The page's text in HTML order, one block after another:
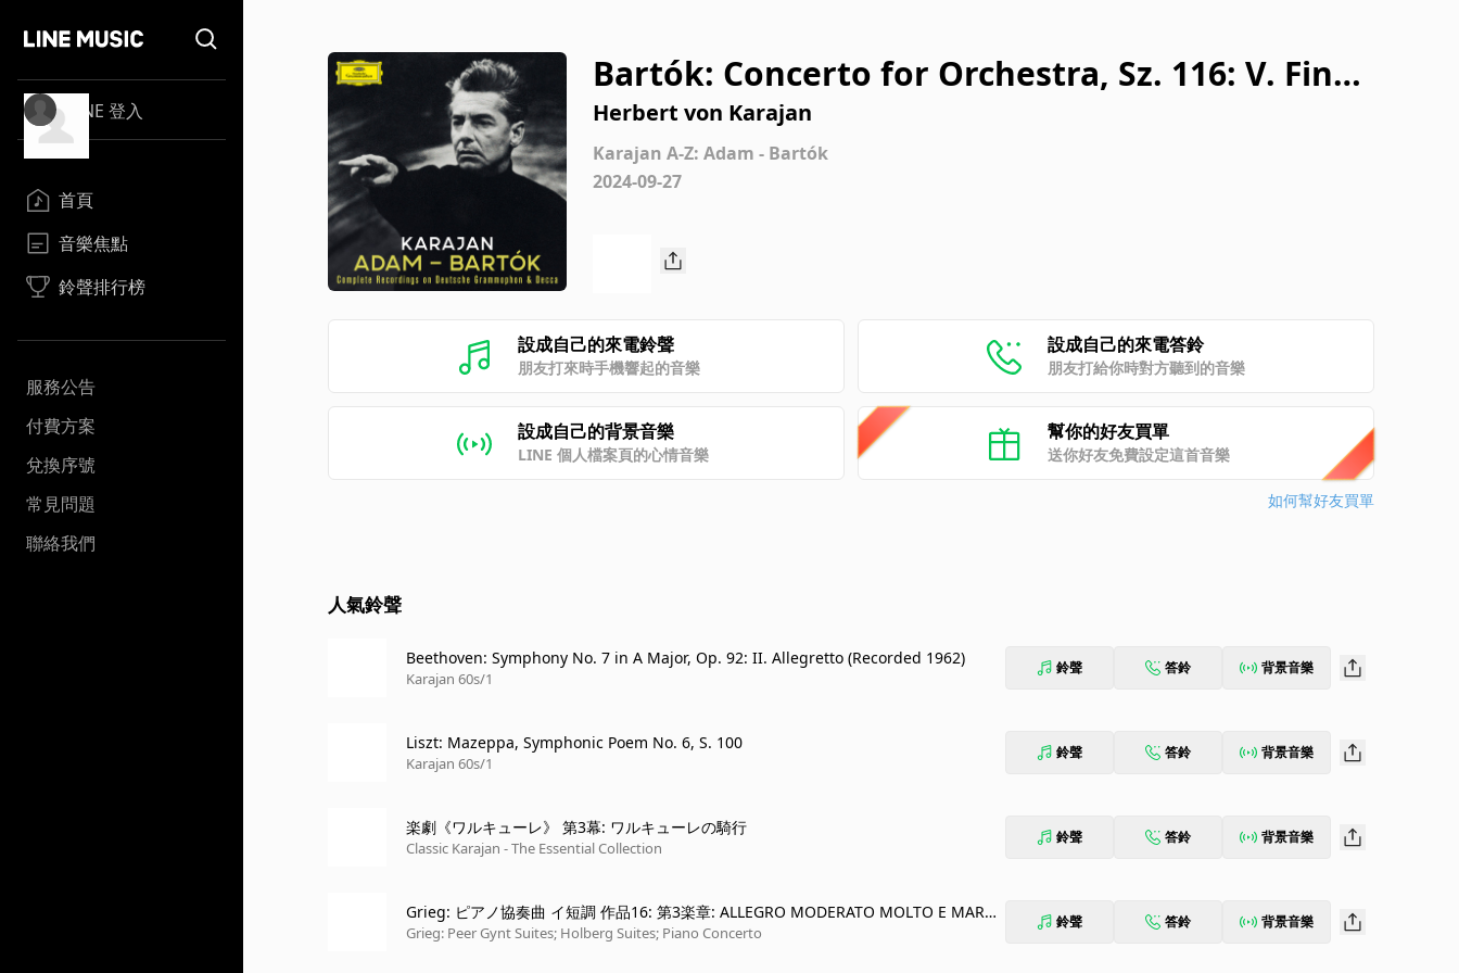
LINE 登入
首頁
音樂焦點
鈴聲排行榜
服務公告
付費方案
兌換序號
常見問題
聯絡我們
Bartók: Concerto for Orchestra, Sz. 116: V. Final
e. Pesante – Presto
Herbert von Karajan
Karajan A-Z: Adam - Bartók
2024-09-27
設成自己的來電鈴聲
朋友打來時手機響起的音樂
設成自己的來電答鈴
朋友打給你時對方聽到的音樂
設成自己的背景音樂
LINE 個人檔案頁的心情音樂
幫你的好友買單
送你好友免費設定這首音樂
如何幫好友買單
人氣鈴聲
Beethoven: Symphony No. 7 in A Major, Op. 92: II. Allegretto (Recorded 1962)
Karajan 60s/1
鈴聲 答鈴 背景音樂
Liszt: Mazeppa, Symphonic Poem No. 6, S. 100
Karajan 60s/1
鈴聲 答鈴 背景音樂
楽劇《ワルキューレ》 第3幕: ワルキューレの騎行
Classic Karajan - The Essential Collection
鈴聲 答鈴 背景音樂
Grieg: ピアノ協奏曲 イ短調 作品16: 第3楽章: ALLEGRO MODERATO MOLTO E MARCA
TO - QUASI PRESTO -
Grieg: Peer Gynt Suites; Holberg Suites; Piano Concerto
鈴聲 答鈴 背景音樂